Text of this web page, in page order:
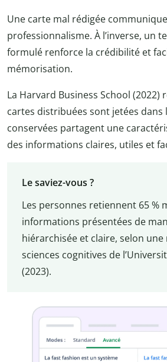
Une carte mal rédigée
professionnalisme. À l’inverse, un
formulé renforce la crédibilité et
mémorisation.
La Harvard Business School (2022)
cartes distribuées sont jetées dans
conservées partagent une
des informations claires, utiles et
Le saviez-vous ?
Les personnes retiennent 65 %
informations présentées de
hiérarchisée et claire, selon une
sciences cognitives de
(2023).